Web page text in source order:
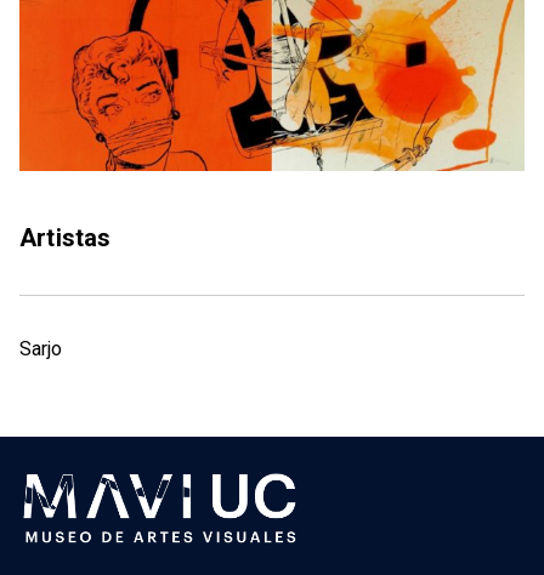
Artistas
Sarjo